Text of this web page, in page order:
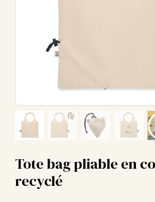
Tote bag pliable en
recyclé